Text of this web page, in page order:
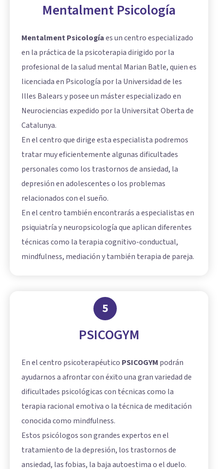
Mentalment Psicología
Mentalment Psicologíaes un centro especializado
en la práctica de la psicoterapia dirigido por la
profesional de la salud mental Marian Batle, quien es
licenciada en Psicología por la Universidad de les
Illes Balears y posee un máster especializado en
Neurociencias expedido por la Universitat Oberta de
Catalunya.
En el centro que dirige esta especialista podremos
tratar muy eficientemente algunas dificultades
personales como los trastornos de ansiedad, la
depresión en adolescentes o los problemas
relacionados con el sueño.
En el centro también encontrarás a especialistas en
psiquiatría y neuropsicología que aplican diferentes
técnicas como la terapia cognitivo-conductual,
mindfulness, mediación y también terapia de pareja.
5
PSICOGYM
En el centro psicoterapéutico PSICOGYM podrán
ayudarnos a afrontar con éxito una gran variedad de
dificultades psicológicas con técnicas como la
terapia racional emotiva o la técnica de meditación
conocida como mindfulness.
Estos psicólogos son grandes expertos en el
tratamiento de la depresión, los trastornos de
ansiedad, las fobias, la baja autoestima o el duelo.